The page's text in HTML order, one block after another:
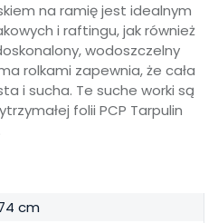
na ramię jest idealnym
i raftingu, jak również
wodoszczelny
rolkami zapewnia, że cała
i sucha. Te suche worki są
folii PCP Tarpulin
cm